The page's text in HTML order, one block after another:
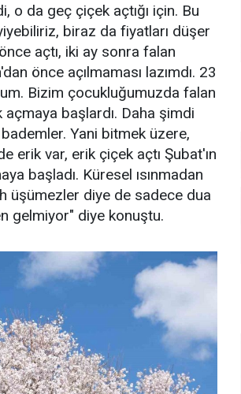
o da geç çiçek açtığı için. Bu
biraz da fiyatları düşer
açtı, iki ay sonra falan
önce açılmaması lazımdı. 23
Bizim çocukluğumuzda falan
başlardı. Daha şimdi
Yani bitmek üzere,
erik var, erik çiçek açtı Şubat'ın
başladı. Küresel ısınmadan
üşümezler diye de sadece dua
gelmiyor" diye konuştu.